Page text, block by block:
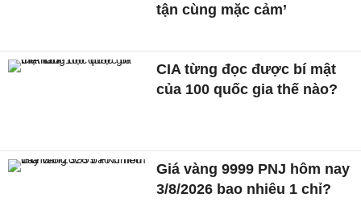
tận cùng mặc cảm’
CIA từng đọc được bí mật
của 100 quốc gia thế nào?
Giá vàng 9999 PNJ hôm nay
3/8/2026 bao nhiêu 1 chỉ?